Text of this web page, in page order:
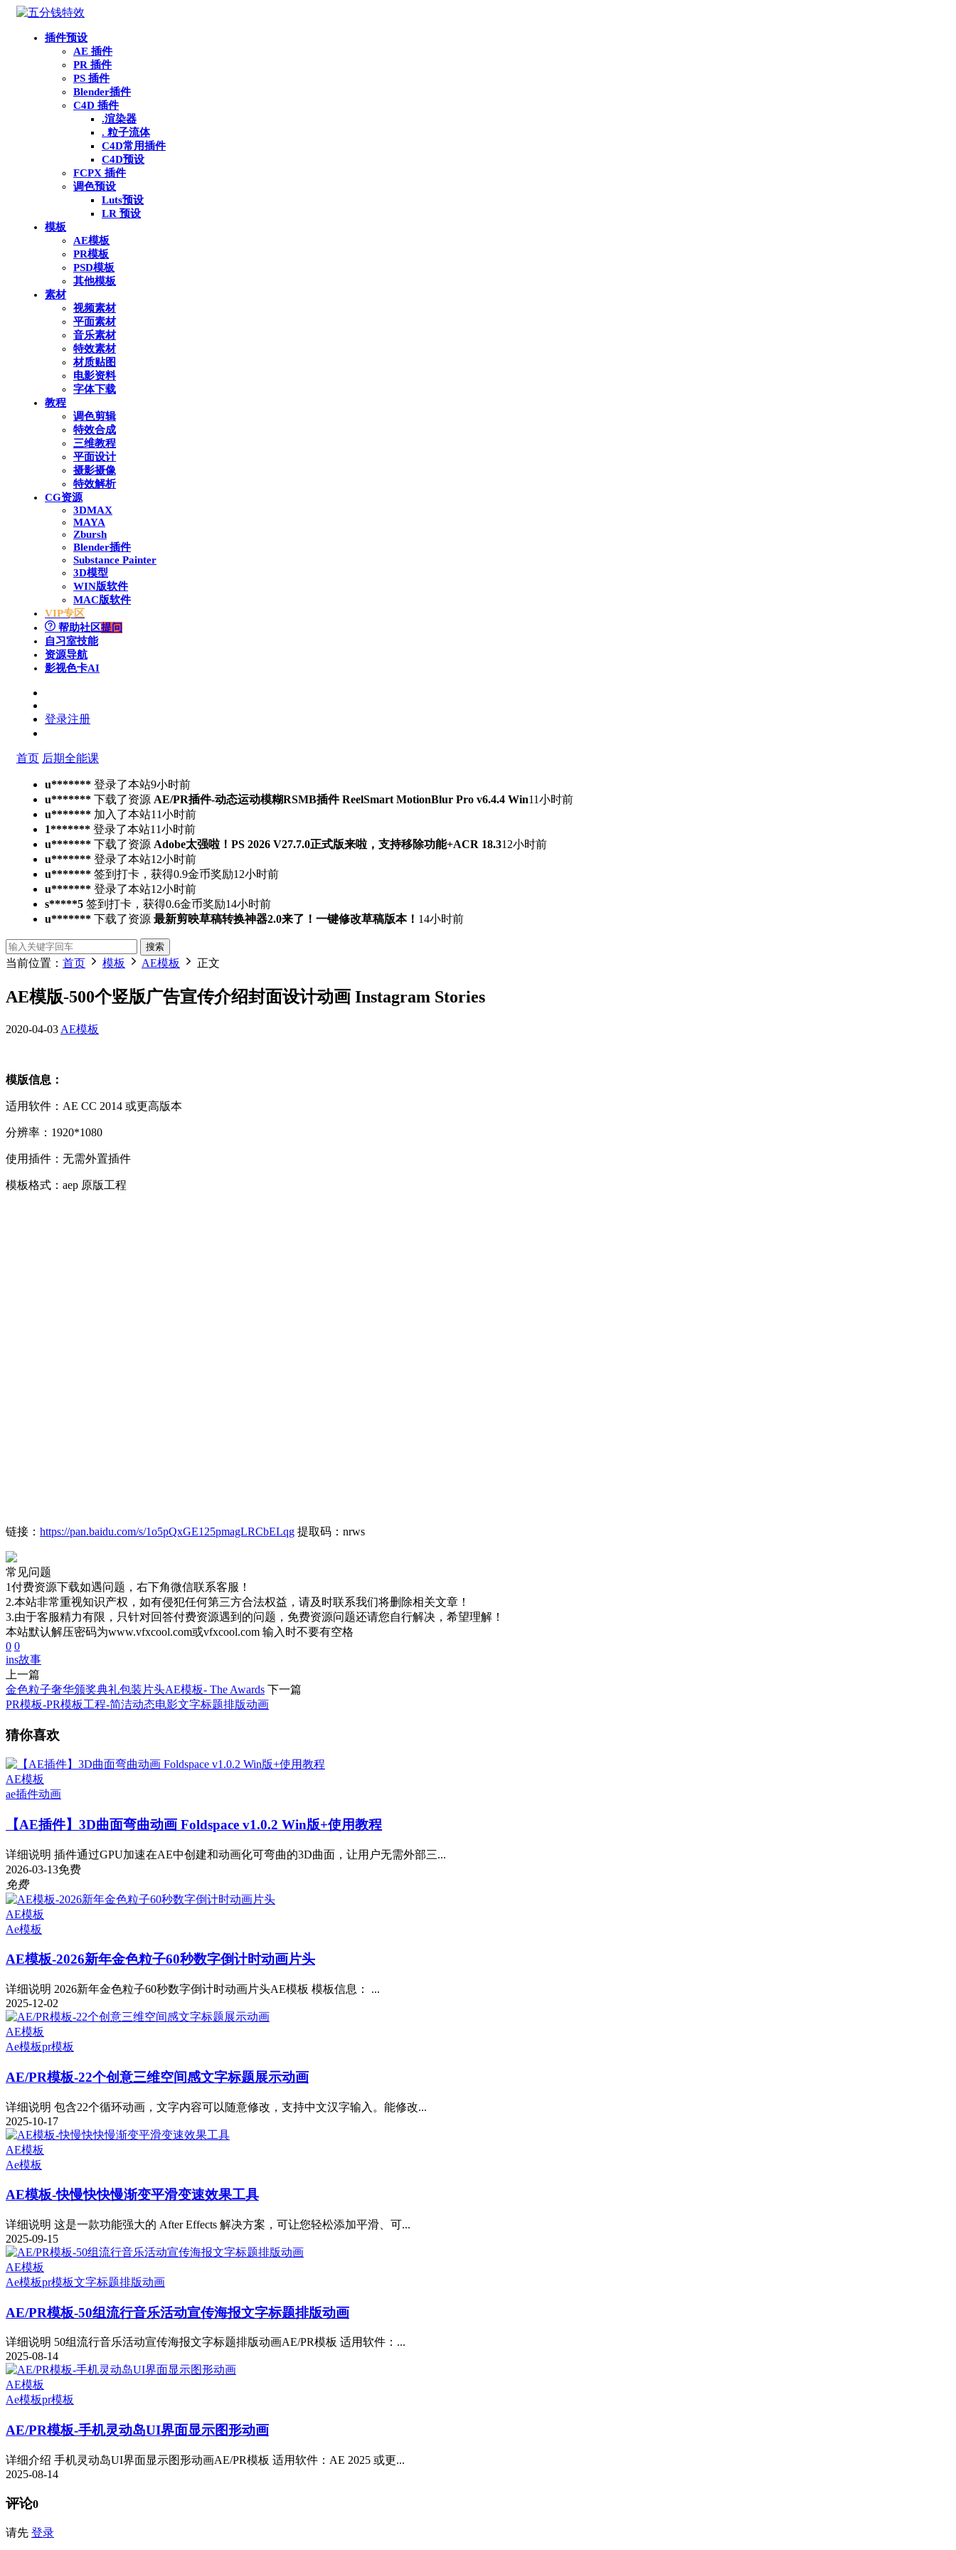
插件预设
AE 插件
PR 插件
PS 插件
Blender插件
C4D 插件
.渲染器
. 粒子流体
C4D常用插件
C4D预设
FCPX 插件
调色预设
Luts预设
LR 预设
模板
AE模板
PR模板
PSD模板
其他模板
素材
视频素材
平面素材
音乐素材
特效素材
材质贴图
电影资料
字体下载
教程
调色剪辑
特效合成
三维教程
平面设计
摄影摄像
特效解析
CG资源
3DMAX
MAYA
Zbursh
Blender插件
Substance Painter
3D模型
WIN版软件
MAC版软件
VIP专区
帮助社区提问
自习室技能
资源导航
影视色卡AI
登录注册
首页 后期全能课
u******* 登录了本站9小时前
u******* 下载了资源 AE/PR插件-动态运动模糊RSMB插件 ReelSmart MotionBlur Pro v6.4.4 Win11小时前
u******* 加入了本站11小时前
1******* 登录了本站11小时前
u******* 下载了资源 Adobe太强啦！PS 2026 V27.7.0正式版来啦，支持移除功能+ACR 18.312小时前
u******* 登录了本站12小时前
u******* 签到打卡，获得0.9金币奖励12小时前
u******* 登录了本站12小时前
s*****5 签到打卡，获得0.6金币奖励14小时前
u******* 下载了资源 最新剪映草稿转换神器2.0来了！一键修改草稿版本！ 14小时前
搜索
当前位置： 首页 模板 AE模板 正文
AE模版-500个竖版广告宣传介绍封面设计动画 Instagram Stories
2020-04-03 AE模板
模版信息：
适用软件：AE CC 2014 或更高版本
分辨率：1920*1080
使用插件：无需外置插件
模板格式：aep 原版工程
链接： https://pan.baidu.com/s/1o5pQxGE125pmagLRCbELqg 提取码：nrws
常见问题
1付费资源下载如遇问题，右下角微信联系客服！
2.本站非常重视知识产权，如有侵犯任何第三方合法权益，请及时联系我们将删除相关文章！
3.由于客服精力有限，只针对回答付费资源遇到的问题，免费资源问题还请您自行解决，希望理解！
本站默认解压密码为www.vfxcool.com或vfxcool.com 输入时不要有空格
0 0
ins故事
上一篇
金色粒子奢华颁奖典礼包装片头AE模板- The Awards 下一篇
PR模板-PR模板工程-简洁动态电影文字标题排版动画
猜你喜欢
AE模板
ae插件动画
【AE插件】3D曲面弯曲动画 Foldspace v1.0.2 Win版+使用教程
详细说明 插件通过GPU加速在AE中创建和动画化可弯曲的3D曲面，让用户无需外部三...
2026-03-13免费
免费
AE模板
Ae模板
AE模板-2026新年金色粒子60秒数字倒计时动画片头
详细说明 2026新年金色粒子60秒数字倒计时动画片头AE模板 模板信息： ...
2025-12-02
AE模板
Ae模板pr模板
AE/PR模板-22个创意三维空间感文字标题展示动画
详细说明 包含22个循环动画，文字内容可以随意修改，支持中文汉字输入。能修改...
2025-10-17
AE模板
Ae模板
AE模板-快慢快快慢渐变平滑变速效果工具
详细说明 这是一款功能强大的 After Effects 解决方案，可让您轻松添加平滑、可...
2025-09-15
AE模板
Ae模板pr模板文字标题排版动画
AE/PR模板-50组流行音乐活动宣传海报文字标题排版动画
详细说明 50组流行音乐活动宣传海报文字标题排版动画AE/PR模板 适用软件：...
2025-08-14
AE模板
Ae模板pr模板
AE/PR模板-手机灵动岛UI界面显示图形动画
详细介绍 手机灵动岛UI界面显示图形动画AE/PR模板 适用软件：AE 2025 或更...
2025-08-14
评论0
请先 登录